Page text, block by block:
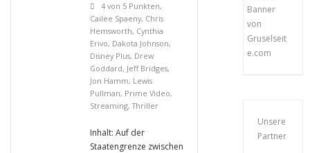
4 von 5 Punkten,
Cailee Spaeny, Chris
Hemsworth, Cynthia
Erivo, Dakota Johnson,
Disney Plus, Drew
Goddard, Jeff Bridges,
Jon Hamm, Lewis
Pullman, Prime Video,
Streaming,Thriller
Inhalt: Auf der
Staatengrenze zwischen
Unsere
Partner